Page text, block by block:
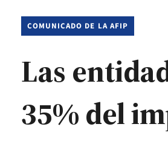
COMUNICADO DE LA AFIP
Las
35% del